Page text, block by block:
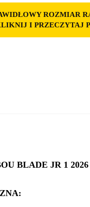
ROZMIAR
I PRZECZYTAJ
BLADE JR 1 2026